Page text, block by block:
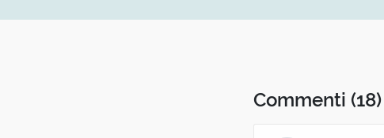
Commenti (18)